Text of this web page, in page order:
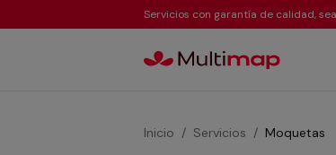
Servicios con garantía de calidad,
Inicio Servicios Moquetas